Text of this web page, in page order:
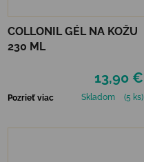
COLLONIL GÉL NA KOŽU
230 ML
13,90 €
Pozrieť viac Skladom (5 ks)